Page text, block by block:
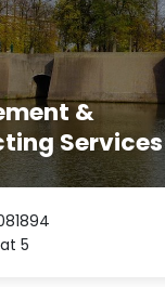
&
Services
5